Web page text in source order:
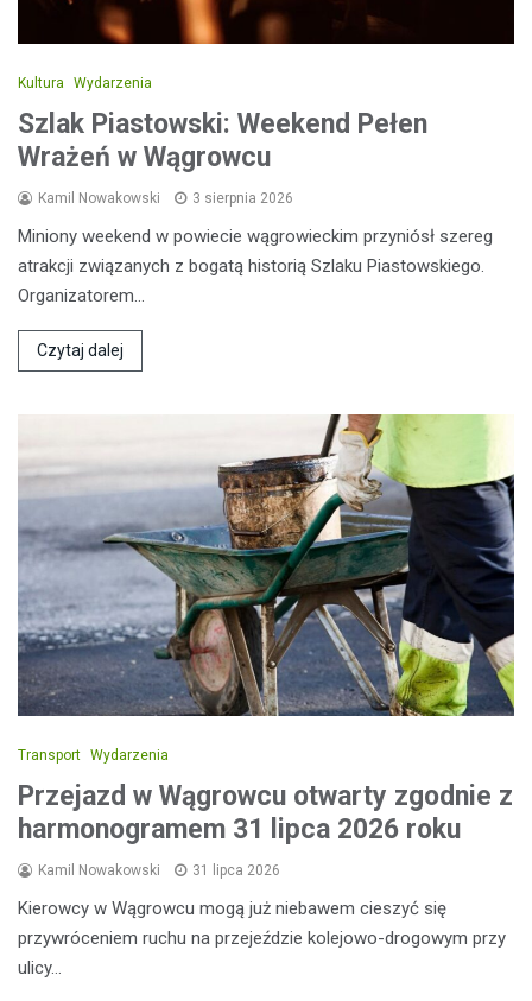
Kultura Wydarzenia
Szlak Piastowski: Weekend Pełen
Wrażeń w Wągrowcu
Kamil Nowakowski 3 sierpnia 2026
Miniony weekend w powiecie wągrowieckim przyniósł szereg
atrakcji związanych z bogatą historią Szlaku Piastowskiego.
Organizatorem…
Czytaj dalej
Transport Wydarzenia
Przejazd w Wągrowcu otwarty zgodnie z
harmonogramem 31 lipca 2026 roku
Kamil Nowakowski 31 lipca 2026
Kierowcy w Wągrowcu mogą już niebawem cieszyć się
przywróceniem ruchu na przejeździe kolejowo-drogowym przy
ulicy…